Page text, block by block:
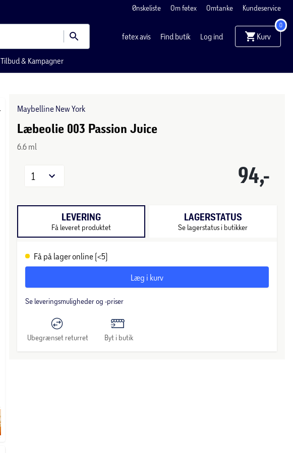
Ønskeliste Om føtex Omtanke Kundeservice
føtex avis Find butik Log ind Kurv
0
Tilbud & Kampagner
Maybelline New York
Læbeolie 003 Passion Juice
6.6 ml
94,-
1
LEVERING
Få leveret produktet
LAGERSTATUS
Se lagerstatus i butikker
Få på lager online (<5)
Læg i kurv
Se leveringsmuligheder og -priser
Ubegrænset returret Byt i butik